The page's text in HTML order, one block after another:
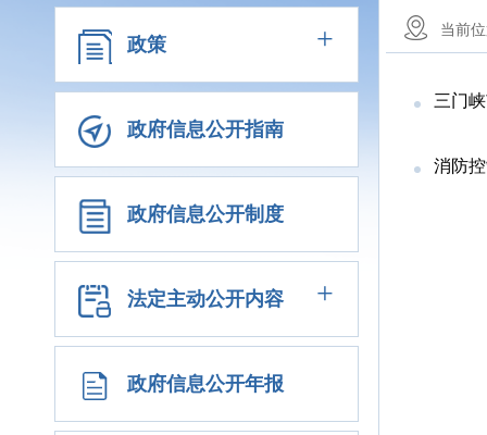
政策 +
政府信息公开指南
政府信息公开制度
法定主动公开内容 +
政府信息公开年报
当前
三门
消防